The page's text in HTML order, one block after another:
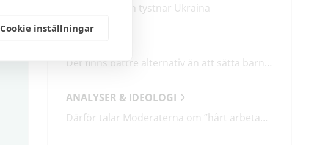
Cookie inställningar
Mitt i frukosten tystnar Ukraina
Det finns bättre alternativ än att sätta barn i fängelse
ANALYSER & IDEOLOGI
Därför talar Moderaterna om ”hårt arbetande människor”